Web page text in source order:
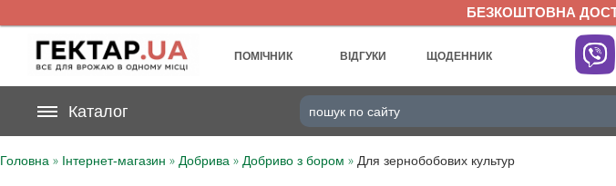
БЕЗКОШТОВНА
ПОМІЧНИК ВІДГУКИ ЩОДЕННИК
UA
На вашому
бонусному рахунку
Каталог
Головна » Інтернет-магазин » Добрива » Добриво з бором » Для зернобобових культур